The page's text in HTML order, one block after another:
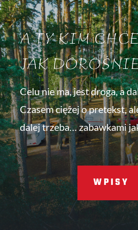
A TY KIM
JAK
Celu nie ma, jest droga, a
Czasem ciężej o pretekst,
dalej trzeba… zabawkami
WPISY